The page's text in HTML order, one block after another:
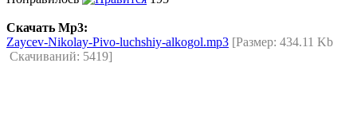
Скачать Mp3:
Zaycev-Nikolay-Pivo-luchshiy-alkogol.mp3 [Размер: 434.11 Kb
Скачиваний: 5419]